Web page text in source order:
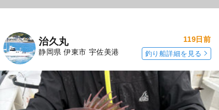
治久丸
静岡県 伊東市 宇佐美港
119日前
釣り船詳細を見る